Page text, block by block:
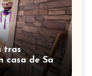
tras
casa de San